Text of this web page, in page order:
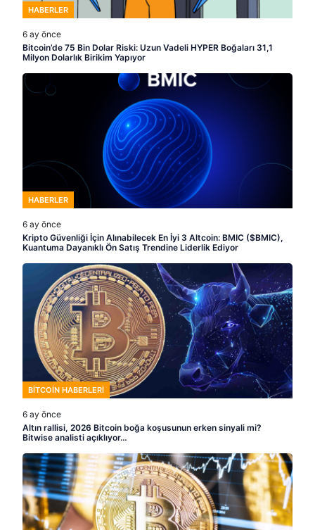
HABERLER
6 ay önce
Bitcoin’de 75 Bin Dolar Riski: Uzun Vadeli HYPER Boğaları 31,1
Milyon Dolarlık Birikim Yapıyor
HABERLER
6 ay önce
Kripto Güvenliği İçin Alınabilecek En İyi 3 Altcoin: BMIC ($BMIC),
Kuantuma Dayanıklı Ön Satış Trendine Liderlik Ediyor
BITCOIN HABERLERI
6 ay önce
Altın rallisi, 2026 Bitcoin boğa koşusunun erken sinyali mi?
Bitwise analisti açıklıyor…